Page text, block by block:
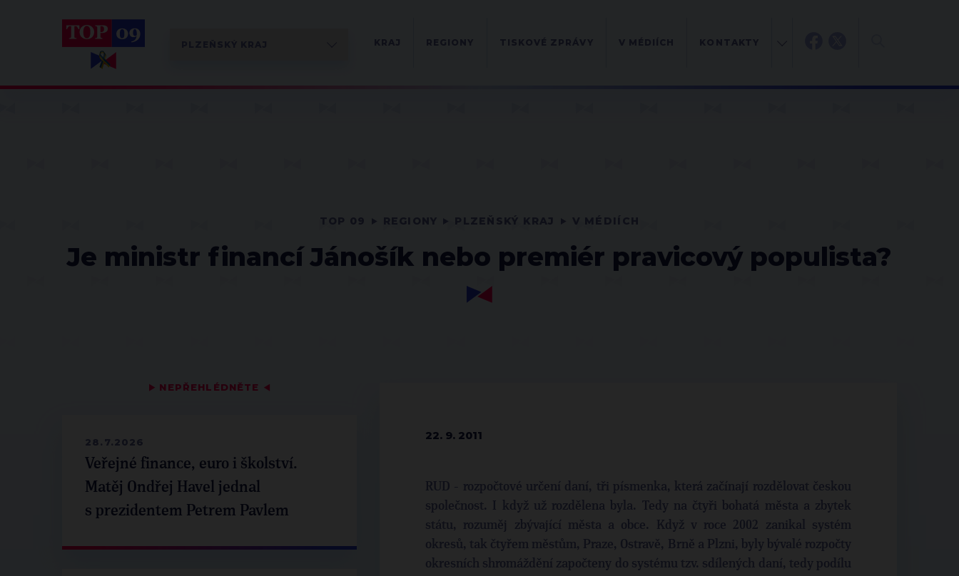
Je ministr financí Jánošík nebo premiér pravicový populista?
▶ NEPŘEHLÉDNĚTE ◀
28.7.2026
Veřejné finance, euro i školství.
Matěj Ondřej Havel jednal
s prezidentem Petrem Pavlem
22. 9. 2011
RUD - rozpočtové určení daní, tři písmenka, která začínají rozdělovat českou
společnost. I když už rozdělena byla. Tedy na čtyři bohatá města a zbytek
státu, rozuměj zbývající města a obce. Když v roce 2002 zanikal systém
okresů, tak čtyřem městům, Praze, Ostravě, Brně a Plzni, byly bývalé rozpočty
okresních shromáždění započteny do systému tzv. sdílených daní, tedy podílu